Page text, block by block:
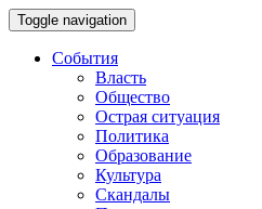
Toggle navigation
События
Власть
Общество
Острая ситуация
Политика
Образование
Культура
Скандалы